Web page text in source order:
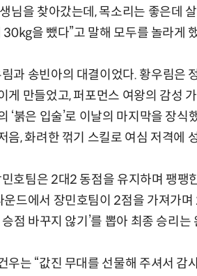
님을 찾아갔는데, 목소리는 좋은데
을 뺐다”고 말해 모두를 놀라게
과 송빈아의 대결이었다. 황우림은
게 만들었고, 퍼포먼스 여왕의 감성
‘붉은 입술’로 이날의 마지막을 장
음, 화려한 꺾기 스킬로 여심 저격에
호팀은 2대2 동점을 유지하며 팽팽
드에서 장민호팀이 2점을 가져가
점 바꾸지 않기’를 뽑아 최종 승리
우는 “값진 무대를 선물해 주셔서 감